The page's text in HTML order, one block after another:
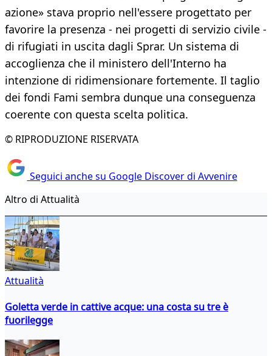
azione» stava proprio nell'essere progettato per
favorire la presenza - nei progetti di servizio civile -
di rifugiati in uscita dagli Sprar. Un sistema di
accoglienza che il ministero dell'Interno ha
intenzione di ridimensionare fortemente. Il taglio
dei fondi Fami sembra dunque una conseguenza
coerente con questa scelta politica.
© RIPRODUZIONE RISERVATA
Seguici anche su Google Discover di Avvenire
Altro di Attualità
Attualità
Goletta verde in cattive acque: una costa su tre è
fuorilegge